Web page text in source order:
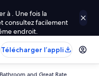
à . Une fois la
consultez facilement
endroit.
Télécharger l’appli